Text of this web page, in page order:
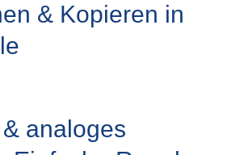
& Kopieren in
analoges